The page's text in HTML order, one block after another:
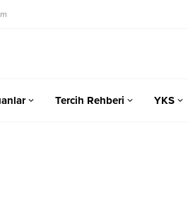
Tercih Rehberi YKS